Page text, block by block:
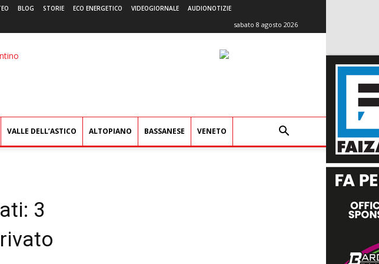
BLOG STORIE ECO ENERGETICO VIDEOGIORNALE AUDIONOTIZIE
sabato 8 agosto 2026
VALLE DELL’ASTICO ALTOPIANO BASSANESE VENETO
3